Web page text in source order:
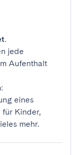
.
jede
Aufenthalt
:
eines
für Kinder,
mehr.